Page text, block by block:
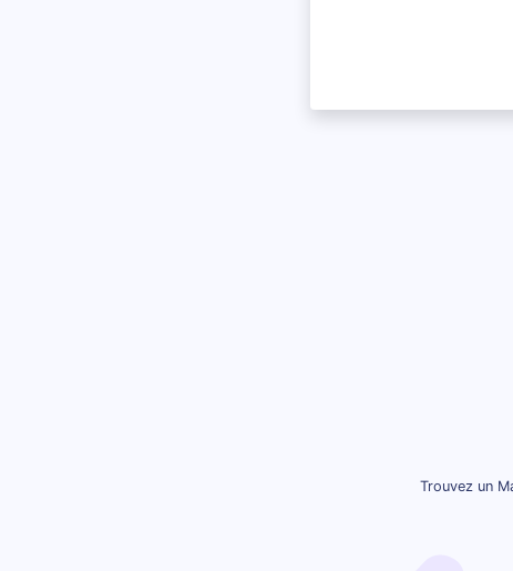
Trouvez un